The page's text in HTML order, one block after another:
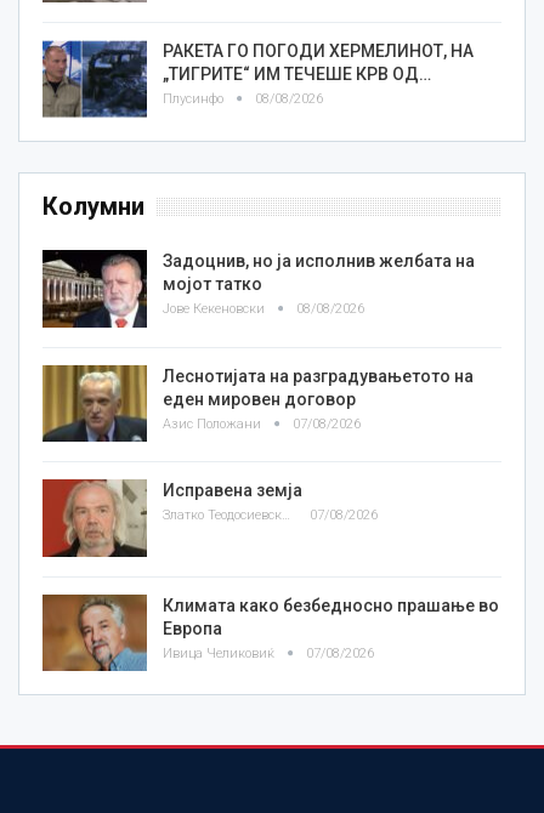
РАКЕТА ГО ПОГОДИ ХЕРМЕЛИНОТ, НА
„ТИГРИТЕ“ ИМ ТЕЧЕШЕ КРВ ОД…
Плусинфо 08/08/2026
Колумни
Задоцнив, но ја исполнив желбата на
мојот татко
Јове Кекеновски 08/08/2026
Леснотијата на разградувањетото на
еден мировен договор
Азис Положани 07/08/2026
Исправена земја
Златко Теодосиевски 07/08/2026
Климата како безбедносно прашање во
Европа
Ивица Челиковиќ 07/08/2026